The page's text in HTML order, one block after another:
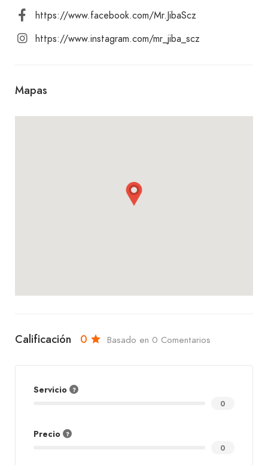
¡Te invitamos a visitar Mr. Jiba – Busch y deleitarte
con nuestras deliciosas opciones de comida
rápida! Te esperamos con los brazos abiertos para
https://www.facebook.com/Mr.JibaScz
https://www.instagram.com/mr_jiba_scz
Mapas
Calificación 0 Basado en 0 Comentarios
Servicio
0
Precio
0